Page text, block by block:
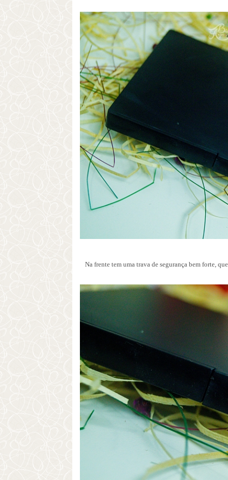
Na frente tem uma trava de segurança bem forte,